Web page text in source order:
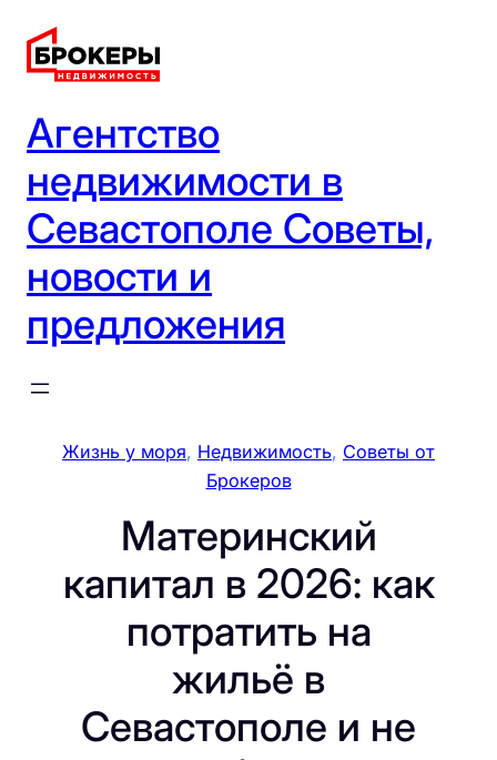
Перейти
содержимому
Агентство
недвижимости в
Севастополе Советы,
новости и
предложения
Жизнь у моря, Недвижимость, Советы от
Брокеров
Материнский
капитал в 2026: как
потратить на
жильё в
Севастополе и не